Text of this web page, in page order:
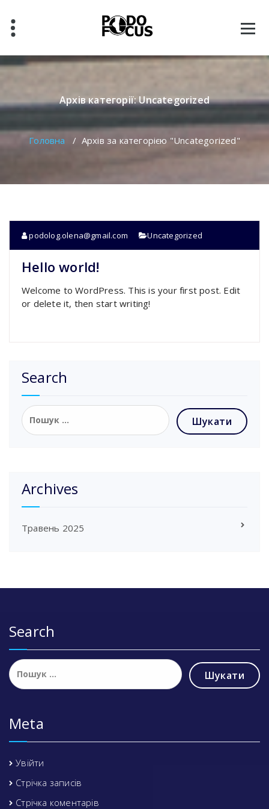
до
вмісту
Архів категорії: Uncategorized
Головна / Архів за категорією "Uncategorized"
podolog.olena@gmail.com Uncategorized
Hello world!
Welcome to WordPress. This is your first post. Edit
or delete it, then start writing!
Search
Пошук:
Archives
Травень 2025
Search
Пошук:
Meta
Увійти
Стрічка записів
Стрічка коментарів